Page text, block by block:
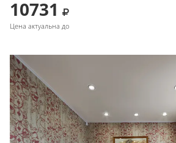
10731
Цена актуальна до